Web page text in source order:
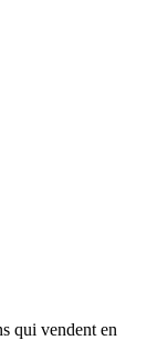
qui vendent en